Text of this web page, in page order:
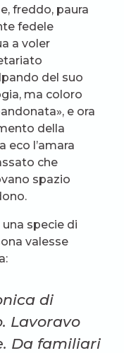
freddo, paura
fedele
a voler
del suo
ma coloro
e ora
della
eco l’amara
che
spazio
specie di
valesse
di
Lavoravo
Da familiari